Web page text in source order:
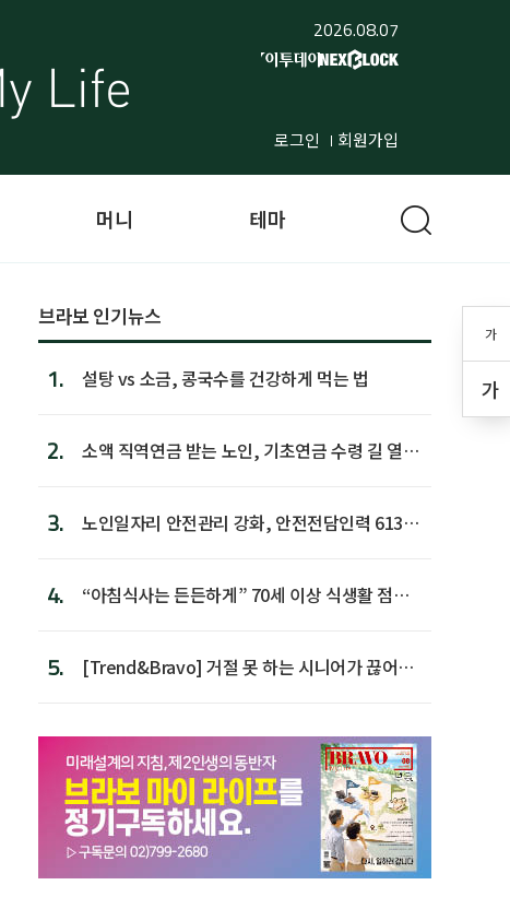
2026.08.07
로그인 회원가입
가
가
머니 테마
브라보 인기뉴스
1. 설탕 vs 소금, 콩국수를 건강하게 먹는 법
2.
소액 직역연금 받는 노인, 기초연금 수령 길 열린
3.
노인일자리 안전관리 강화, 안전전담인력 613명
4.
“아침식사는 든든하게” 70세 이상 식생활 점수
5.
[Trend&Bravo] 거절 못 하는 시니어가 끊어야